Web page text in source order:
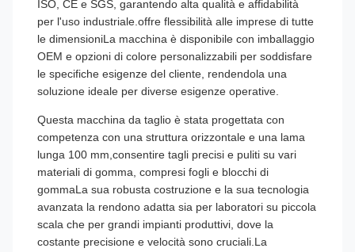
ISO, CE e SGS, garantendo alta qualità e affidabilità
per l'uso industriale.offre flessibilità alle imprese di tutte
le dimensioniLa macchina è disponibile con imballaggio
OEM e opzioni di colore personalizzabili per soddisfare
le specifiche esigenze del cliente, rendendola una
soluzione ideale per diverse esigenze operative.
Questa macchina da taglio è stata progettata con
competenza con una struttura orizzontale e una lama
lunga 100 mm,consentire tagli precisi e puliti su vari
materiali di gomma, compresi fogli e blocchi di
gommaLa sua robusta costruzione e la sua tecnologia
avanzata la rendono adatta sia per laboratori su piccola
scala che per grandi impianti produttivi, dove la
costante precisione e velocità sono cruciali.La